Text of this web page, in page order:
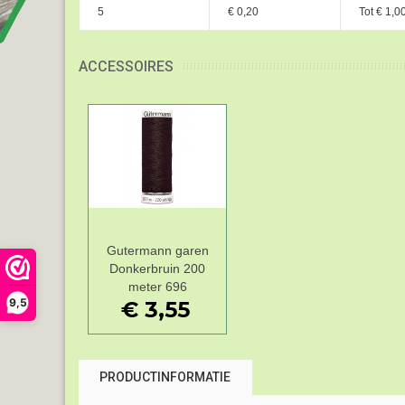
9,5
5 € 0,20 Tot€
ACCESSOIRES
Add to Wishlist
Gutermann garen
Donkerbruin 200
meter 696
€ 3,55
PRODUCTINFORMATIE